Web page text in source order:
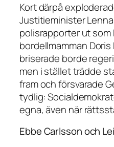
Kort därpå
Justitieminister
polisrapporter ut som
bordellmamman
briserade borde
men i stället trädde
fram och försvarade
tydlig:
egna, även när
Ebbe Carlsson och